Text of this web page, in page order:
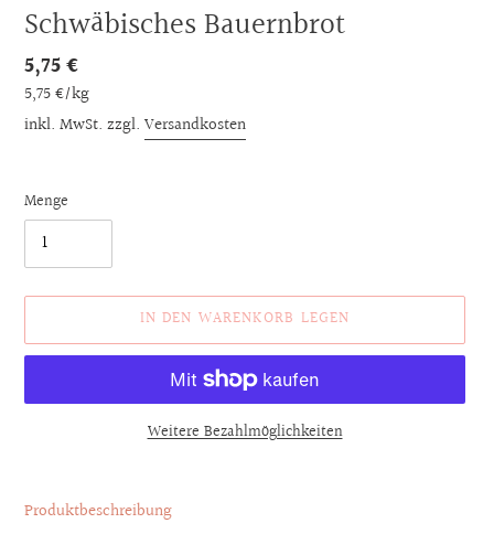
Schwäbisches Bauernbrot
Normaler
Preis
5,75 €
Einzelpreis
5,75 €/pro
kg
inkl. MwSt. zzgl. Versandkosten
Menge
IN DEN WARENKORB LEGEN
Weitere Bezahlmöglichkeiten
wird
Produktbeschreibung